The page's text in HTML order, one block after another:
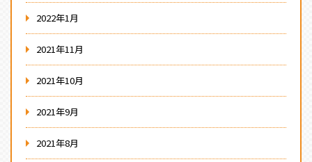
2022年1月
2021年11月
2021年10月
2021年9月
2021年8月